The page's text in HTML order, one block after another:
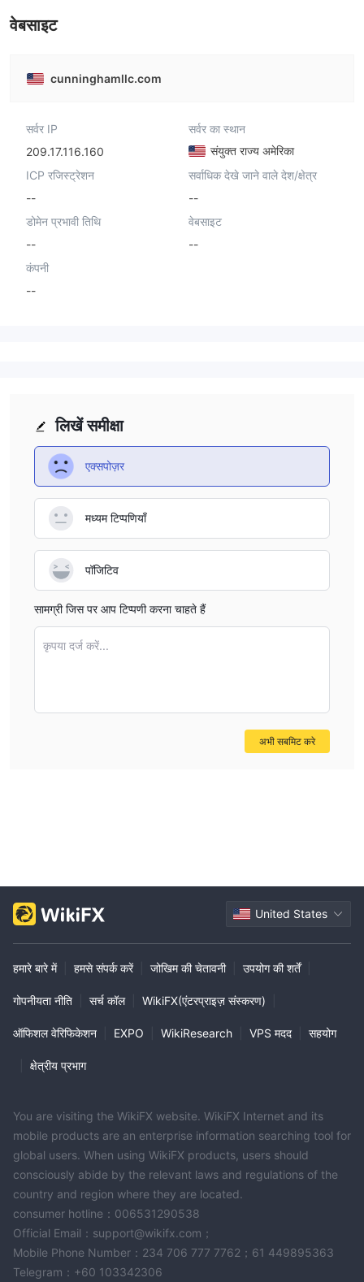
वेबसाइट
cunninghamllc.com
सर्वर IP
209.17.116.160
सर्वर का स्थान
संयुक्त राज्य अमेरिका
ICP रजिस्ट्रेशन
--
सर्वाधिक देखे जाने वाले देश/क्षेत्र
--
डोमेन प्रभावी तिथि
--
वेबसाइट
--
कंपनी
--
लिखें समीक्षा
एक्सपोज़र
मध्यम टिप्पणियाँ
पॉजिटिव
सामग्री जिस पर आप टिप्पणी करना चाहते हैं
कृपया दर्ज करें...
अभी सबमिट करे
United States
हमारे बारे में हमसे संपर्क करें जोखिम की चेतावनी उपयोग की शर्तें
गोपनीयता नीति सर्च कॉल WikiFX(एंटरप्राइज़ संस्करण)
ऑफिशल वेरिफिकेशन EXPO WikiResearch VPS मदद सहयोग
क्षेत्रीय प्रभाग
You are visiting the WikiFX website. WikiFX Internet and its
mobile products are an enterprise information searching tool for
global users. When using WikiFX products, users should
consciously abide by the relevant laws and regulations of the
country and region where they are located.
consumer hotline：006531290538
Official Email：support@wikifx.com；
Mobile Phone Number：234 706 777 7762；61 449895363
Telegram：+60 103342306